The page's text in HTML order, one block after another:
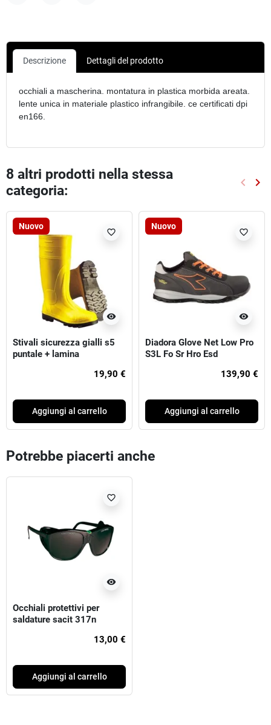
Descrizione Dettagli del prodotto
occhiali a mascherina. montatura in plastica morbida areata.
lente unica in materiale plastico infrangibile. ce certificati dpi
en166.
8 altri prodotti nella stessa
categoria:
keyboard_arrow_left keyboard_arrow_right
Nuovo
visibility
favorite_border
Stivali sicurezza gialli s5
puntale + lamina
19,90 €
Aggiungi al carrello
Nuovo
visibility
favorite_border
Diadora Glove Net Low Pro
S3L Fo Sr Hro Esd
139,90 €
Aggiungi al carrello
Potrebbe piacerti anche
visibility
favorite_border
Occhiali protettivi per
saldature sacit 317n
13,00 €
Aggiungi al carrello